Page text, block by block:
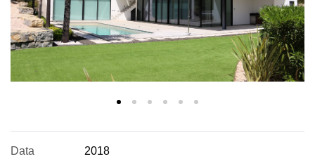
Data 2018